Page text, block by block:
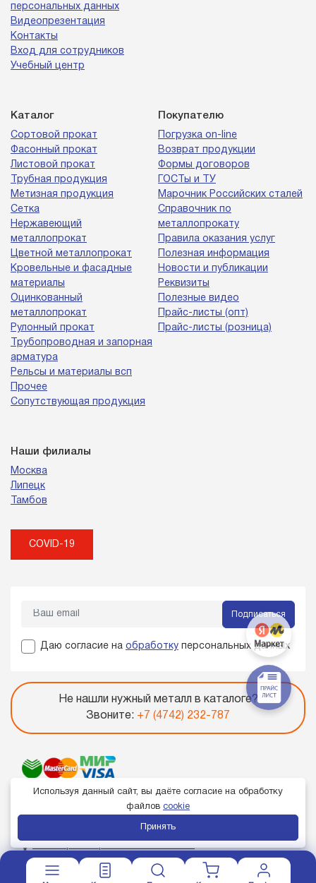
персональных данных
Видеопрезентация
Контакты
Вход для сотрудников
Учебный центр
Каталог
Сортовой прокат
Фасонный прокат
Листовой прокат
Трубная продукция
Метизная продукция
Сетка
Нержавеющий
металлопрокат
Цветной металлопрокат
Кровельные и фасадные
материалы
Оцинкованный
металлопрокат
Рулонный прокат
Трубопроводная и запорная
арматура
Рельсы и материалы всп
Прочее
Сопутствующая продукция
Покупателю
Погрузка on-line
Возврат продукции
Формы договоров
ГОСТы и ТУ
Марочник Российских сталей
Справочник по
металлопрокату
Правила оказания услуг
Полезная информация
Новости и публикации
Реквизиты
Полезные видео
Прайс-листы (опт)
Прайс-листы (розница)
Наши филиалы
Москва
Липецк
Тамбов
COVID-19
Подписаться
Даю согласие на обработку персональных данных
Не нашли нужный металл в каталоге?
Звоните: +7 (4742) 232-787
Используя данный сайт, вы даёте согласие на обработку
файлов cookie
Принять